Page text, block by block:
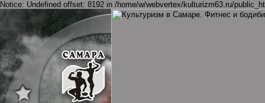
Notice: Undefined offset: 8192 in /home/w/webvertex/kulturizm63.ru/